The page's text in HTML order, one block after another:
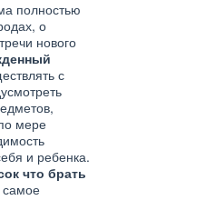
полностью
о
нового
с
мере
и ребенка.
что брать
самое